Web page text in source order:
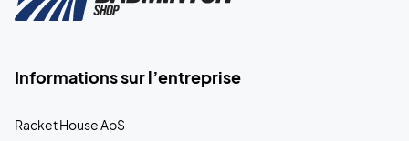
Informations sur l’entreprise
Racket House ApS